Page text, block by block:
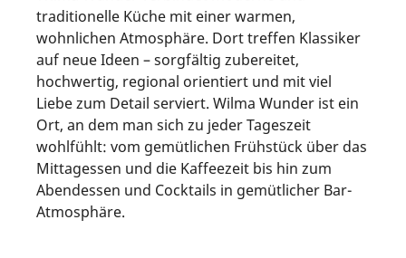
traditionelle Küche mit einer warmen,
wohnlichen Atmosphäre. Dort treffen Klassiker
auf neue Ideen – sorgfältig zubereitet,
hochwertig, regional orientiert und mit viel
Liebe zum Detail serviert. Wilma Wunder ist ein
Ort, an dem man sich zu jeder Tageszeit
wohlfühlt: vom gemütlichen Frühstück über das
Mittagessen und die Kaffeezeit bis hin zum
Abendessen und Cocktails in gemütlicher Bar-
Atmosphäre.